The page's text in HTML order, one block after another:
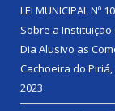
LEI MUNICIPAL Nº
Sobre a
Dia Alusivo as
Cachoeira do
2023